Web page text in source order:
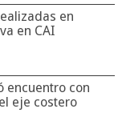
en
en CAI
encuentro con
eje costero